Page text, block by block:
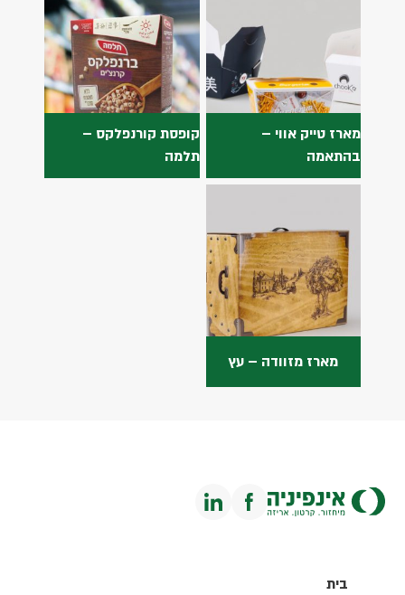
מארז טייק אווי –
בהתאמה
קופסת קורנפלקס –
תלמה
מארז מזוודה – עץ
בית